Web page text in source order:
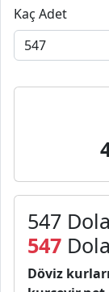
Kaç Adet
547
547
Döviz